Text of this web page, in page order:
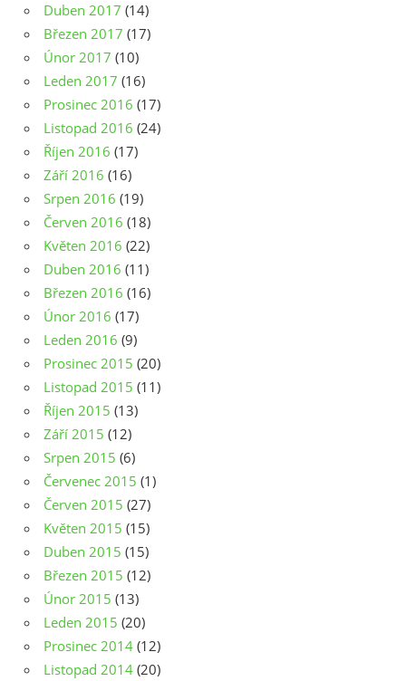
Duben 2017 (14)
Březen 2017 (17)
Únor 2017 (10)
Leden 2017 (16)
Prosinec 2016 (17)
Listopad 2016 (24)
Říjen 2016 (17)
Září 2016 (16)
Srpen 2016 (19)
Červen 2016 (18)
Květen 2016 (22)
Duben 2016 (11)
Březen 2016 (16)
Únor 2016 (17)
Leden 2016 (9)
Prosinec 2015 (20)
Listopad 2015 (11)
Říjen 2015 (13)
Září 2015 (12)
Srpen 2015 (6)
Červenec 2015 (1)
Červen 2015 (27)
Květen 2015 (15)
Duben 2015 (15)
Březen 2015 (12)
Únor 2015 (13)
Leden 2015 (20)
Prosinec 2014 (12)
Listopad 2014 (20)